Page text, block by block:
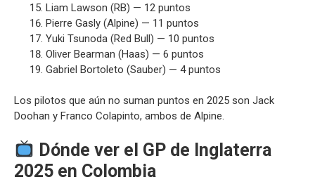
Liam Lawson (RB) — 12 puntos
Pierre Gasly (Alpine) — 11 puntos
Yuki Tsunoda (Red Bull) — 10 puntos
Oliver Bearman (Haas) — 6 puntos
Gabriel Bortoleto (Sauber) — 4 puntos
Los pilotos que aún no suman puntos en 2025 son Jack
Doohan y Franco Colapinto, ambos de Alpine.
Dónde ver el GP de Inglaterra
2025 en Colombia